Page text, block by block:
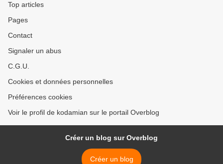
Top articles
Pages
Contact
Signaler un abus
C.G.U.
Cookies et données personnelles
Préférences cookies
Voir le profil de kodamian sur le portail Overblog
Créer un blog sur Overblog
Créer un blog